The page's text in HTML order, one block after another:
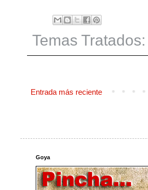
Temas Tratados:
Entrada más reciente
Goya